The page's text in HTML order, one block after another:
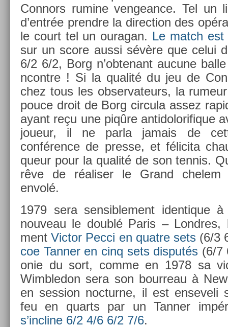
Con­nors rumine ven­gean­ce. Tel un
d’entrée pre­ndre la di­rec­tion des
le court tel un ouragan. Le match
sur un score aussi sévère que celui
6/2 6/2, Borg n’ob­tenant aucune
ncontre ! Si la qualité du jeu de
chez tous les ob­ser­vateurs, la
pouce droit de Borg cir­cula assez
ayant reçu une piqûre anti­dolorifique
joueur, il ne parla jamais de
conférence de pre­sse, et félicita
queur pour la qualité de son ten­nis.
rêve de réalis­er le Grand chelem
envolé.
1979 sera sen­sib­le­ment iden­tique
nouveau le doublé Paris –
mentVic­tor Pecci en quat­re sets(6/3
coe Tann­er en cinq sets dis­putés (6/7
onie du sort, comme en 1978 sa
Wimbledon sera son bour­reau à
en sess­ion noc­turne, il est en­seveli
feu en quarts par un Tann­er
s’incline 6/2 4/6 6/2 7/6.